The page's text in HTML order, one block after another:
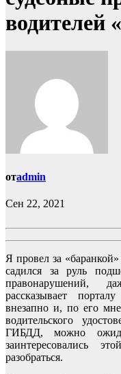
водителей
отadmin
Сен 22, 2021
Я провел за
садился за руль
правонарушений,
рассказывает
внезапно и, по его
водительского
ГИБДД, можно
заинтересовались
разобраться.